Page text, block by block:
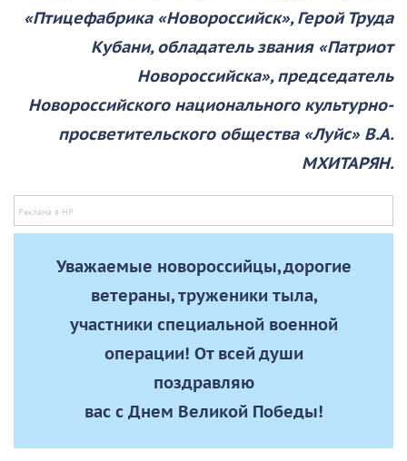
«Птицефабрика «Новороссийск», Герой Труда
Кубани, обладатель звания «Патриот
Новороссийска», председатель
Новороссийского национального культурно-
просветительского общества «Луйс» В.А.
МХИТАРЯН.
Уважаемые новороссийцы, дорогие
ветераны, труженики тыла,
участники специальной военной
операции! От всей души
поздравляю
вас с Днем Великой Победы!